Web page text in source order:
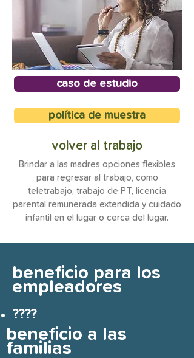
caso de estudio
política de muestra
volver al trabajo
Brindar a las madres opciones flexibles
para regresar al trabajo, como
teletrabajo, trabajo de PT, licencia
parental remunerada extendida y cuidado
infantil en el lugar o cerca del lugar.
beneficio para los
empleadores
????
beneficio a las
familias